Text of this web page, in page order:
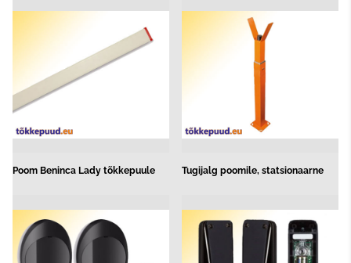
Poom Beninca Lady tõkkepuule Tugijalg poomile, statsionaarne